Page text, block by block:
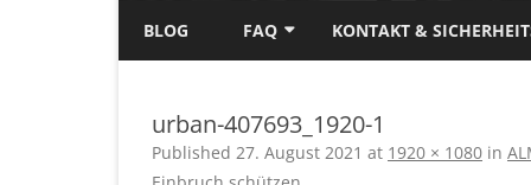
BLOG FAQ
BIOMETRISCHE
ZUTRITTSKONTROLLE
KONTAKT &
urban-407693_1920-1
Published 27. August 2021 at 1920 × 1080 in